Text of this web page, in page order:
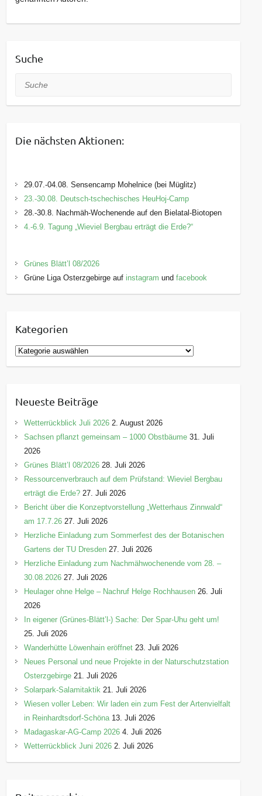
Suche
Suche
Die nächsten Aktionen:
29.07.-04.08. Sensencamp Mohelnice (bei Müglitz)
23.-30.08. Deutsch-tschechisches HeuHoj-Camp
28.-30.8. Nachmäh-Wochenende auf den Bielatal-Biotopen
4.-6.9. Tagung „Wieviel Bergbau erträgt die Erde?“
Grünes Blätt’l 08/2026
Grüne Liga Osterzgebirge auf instagram undfacebook
Kategorien
K
a
g
o
r
e
n
Neueste Beiträge
Wetterrückblick Juli 2026 2. August 2026
Sachsen pflanzt gemeinsam – 1000 Obstbäume 31. Juli
2026
Grünes Blätt’l 08/2026 28. Juli 2026
Ressourcenverbrauch auf dem Prüfstand: Wieviel Bergbau
erträgt die Erde? 27. Juli 2026
Bericht über die Konzeptvorstellung „Wetterhaus Zinnwald“
am 17.7.26 27. Juli 2026
Herzliche Einladung zum Sommerfest des der Botanischen
Gartens der TU Dresden 27. Juli 2026
Herzliche Einladung zum Nachmähwochenende vom 28. –
30.08.2026 27. Juli 2026
Heulager ohne Helge – Nachruf Helge Rochhausen 26. Juli
2026
In eigener (Grünes-Blätt’l-) Sache: Der Spar-Uhu geht um!
25. Juli 2026
Wanderhütte Löwenhain eröffnet 23. Juli 2026
Neues Personal und neue Projekte in der Naturschutzstation
Osterzgebirge 21. Juli 2026
Solarpark-Salamitaktik 21. Juli 2026
Wiesen voller Leben: Wir laden ein zum Fest der Artenvielfalt
in Reinhardtsdorf-Schöna 13. Juli 2026
Madagaskar-AG-Camp 2026 4. Juli 2026
Wetterrückblick Juni 2026 2. Juli 2026